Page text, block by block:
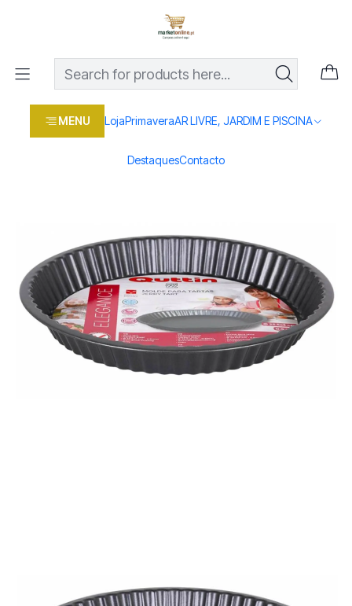
MENU LojaPrimaveraAR LIVRE, JARDIM E PISCINA
DestaquesContacto
Os melhores preços em produtos para casa, jardim e bricolage
Home Loja Casa e conforto COZINHA
DIVERSOS
FORMA P/TARTES RED.25,5X3CM QUTTIN